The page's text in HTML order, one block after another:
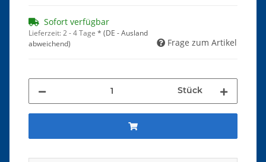
Sofort verfügbar
Lieferzeit:2 - 4 Tage * (DE - Ausland
abweichend)
Frage zum Artikel
Stück